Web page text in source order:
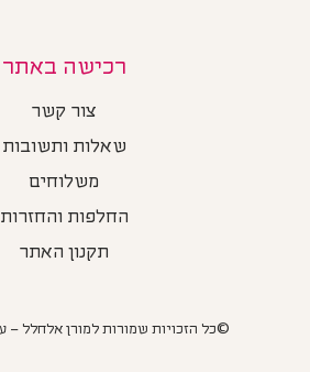
רכישה באתר
צור קשר
שאלות ותשובות
משלוחים
החלפות והחזרות
תקנון האתר
©כל הזכויות שמורות למורן אלחלל –